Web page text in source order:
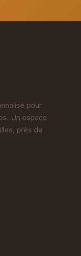
pour
Un espace
près de